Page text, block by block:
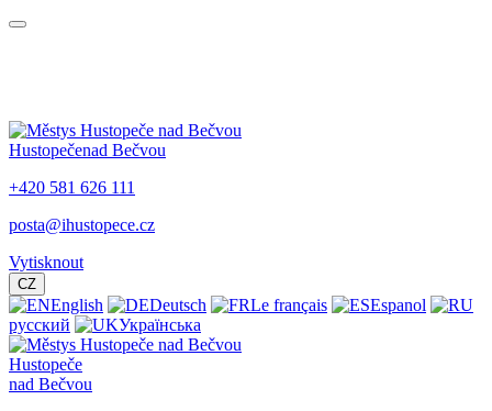
Hustopečenad Bečvou
+420 581 626 111
posta@ihustopece.cz
Vytisknout
CZ
English Deutsch Le français
Espanol
русский
Українська
Hustopeče
nad Bečvou